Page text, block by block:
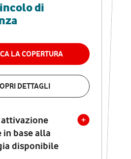
di
LA COPERTURA
DETTAGLI
in base alla
disponibile
FISSA + VODAFONE CLUB
VERIFICA LA COPERTURA
di attivazione
in base alla
disponibile